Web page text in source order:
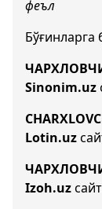
феъл
Sinonim.uz
Lotin.uz
Izoh.uz